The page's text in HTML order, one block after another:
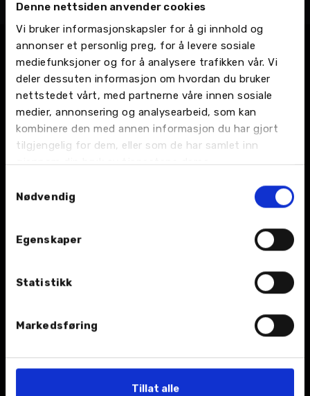
Denne nettsiden anvender cookies
Vi bruker informasjonskapsler for å gi innhold og
annonser et personlig preg, for å levere sosiale
mediefunksjoner og for å analysere trafikken vår. Vi
deler dessuten informasjon om hvordan du bruker
nettstedet vårt, med partnerne våre innen sosiale
medier, annonsering og analysearbeid, som kan
kombinere den med annen informasjon du har gjort
tilgjengelig for dem, eller som de har samlet inn
gjennom din bruk av tjenestene deres.
Nødvendig
Egenskaper
Statistikk
Markedsføring
Tillat alle
Mercedes-Benz, Opel og Peugeot, samt
bruktbil. Klar for å skape gode
opplevelser -Det er rundt ett år siden vi
var på befaring i Bodø […]
Leiebil
Kampanjer